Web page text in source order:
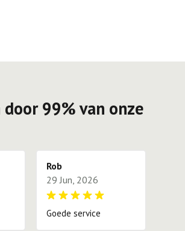
99% van onze
Rob
29 Jun, 2026
Goede service